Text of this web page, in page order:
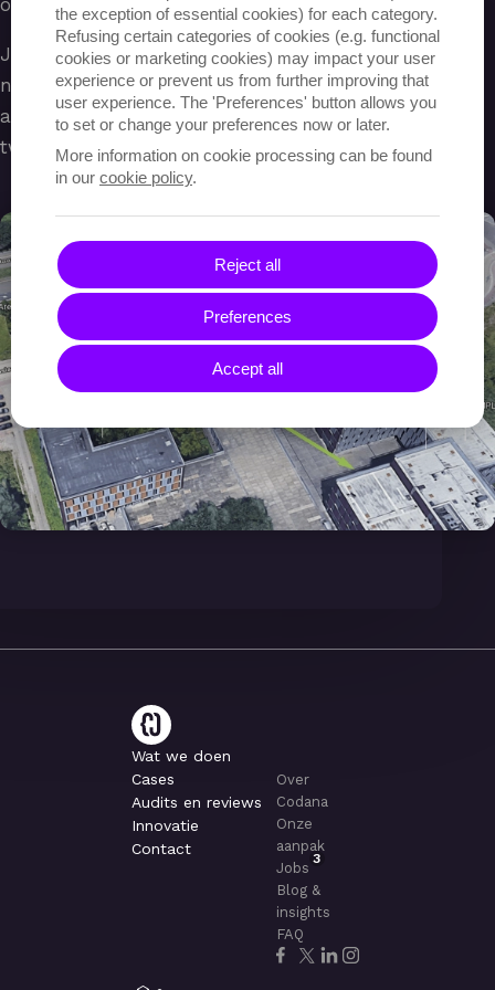
onze bezoekers voorzien.
Je vindt ons aan de Gaston Geenslaan, op het
nummer 11. Aan de ingang van het gebouw kan je
aanbellen bij 'Cronos'. Je kan ons terugvinden op de
tweede verdieping.
Wat we doen
Cases
Audits en reviews
Innovatie
Contact
Over
Codana
Onze
aanpak
Jobs
3
Blog &
insights
FAQ
the exception of essential cookies) for each category.
Refusing certain categories of cookies (e.g. functional
cookies or marketing cookies) may impact your user
experience or prevent us from further improving that
user experience. The 'Preferences' button allows you
to set or change your preferences now or later.
More information on cookie processing can be found
in our cookie policy.
Reject all
Preferences
Accept all